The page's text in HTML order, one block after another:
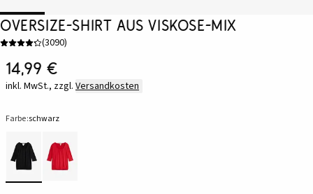
Oversize-Shirt aus Viskose-Mix
(3090)
14,99 €
inkl. MwSt., zzgl. Versandkosten
Farbe:schwarz